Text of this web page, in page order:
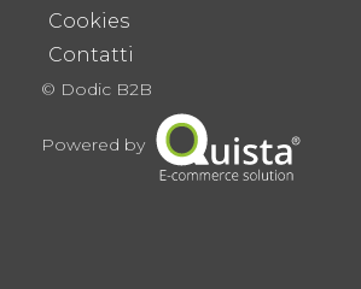
Cookies
Contatti
© Dodic B2B
Powered by